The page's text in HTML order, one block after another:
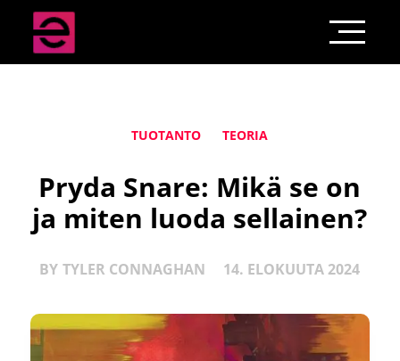
TUOTANTO TEORIA
Pryda Snare: Mikä se on
ja miten luoda sellainen?
BY TYLER CONNAGHAN 14. ELOKUUTA 2024